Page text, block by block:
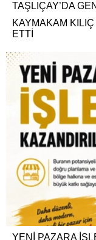
TAŞLIÇAY’DA
KAYMAKAM
ETTİ
YENİ PAZARA